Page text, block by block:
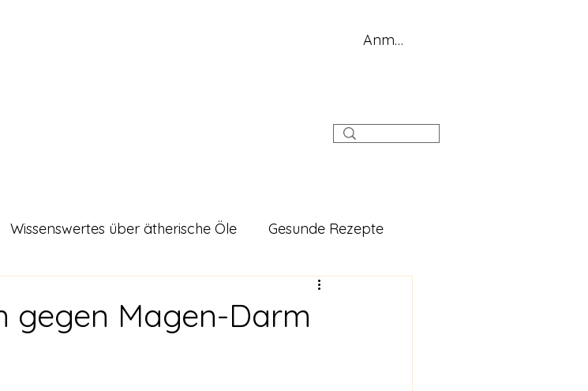
Anmelden
Wissenswertes über ätherische Öle Gesunde Rezepte
gegen Magen-Darm